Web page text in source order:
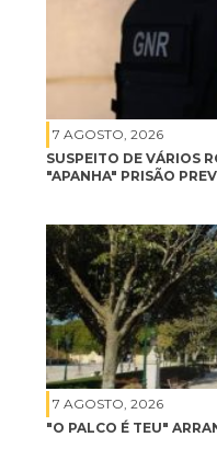
7 AGOSTO, 2026
SUSPEITO DE VÁRIOS
"APANHA" PRISÃO
7 AGOSTO, 2026
"O PALCO É TEU"